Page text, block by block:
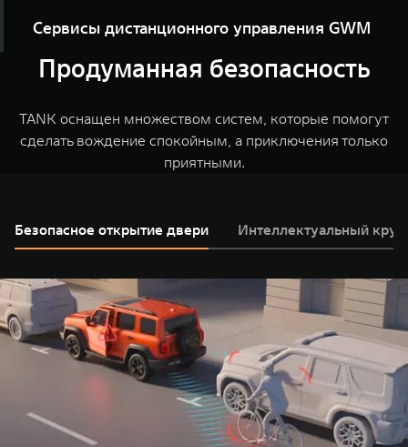
снизит вращение внутреннего заднего колеса и
выполнить разворот по малому радиусу.
сюрпризом для TANK. Выберите тип поверхности, по
которой движется автомобиль, и TANK обеспечит
наилучший контроль за дорогой.
Сервисы дистанционного управления GWM
Настраивайте время запуска двигателя, меняйте
температуру в салоне, уточняйте геолокацию и
управления TANK.
Продуманная безопасность
TANK оснащен множеством систем, которые помогут
сделать вождение спокойным, а приключения только
приятными.
Безопасное открытие двери Интеллектуальный